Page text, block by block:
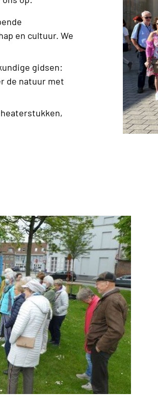
en cultuur. We
gidsen:
de natuur met